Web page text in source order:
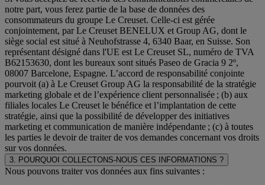
notre part, vous ferez partie de la base de données des
consommateurs du groupe Le Creuset. Celle-ci est gérée
conjointement, par Le Creuset BENELUX et Group AG, dont le
siège social est situé à Neuhofstrasse 4, 6340 Baar, en Suisse. Son
représentant désigné dans l'UE est Le Creuset SL, numéro de TVA
B62153630, dont les bureaux sont situés Paseo de Gracia 9 2º,
08007 Barcelone, Espagne. L’accord de responsabilité conjointe
pourvoit (a) à Le Creuset Group AG la responsabilité de la stratégie
marketing globale et de l’expérience client personnalisée ; (b) aux
filiales locales Le Creuset le bénéfice et l’implantation de cette
stratégie, ainsi que la possibilité de développer des initiatives
marketing et communication de manière indépendante ; (c) à toutes
les parties le devoir de traiter de vos demandes concernant vos droits
sur vos données.
3. POURQUOI COLLECTONS-NOUS CES INFORMATIONS ?
Nous pouvons traiter vos données aux fins suivantes :